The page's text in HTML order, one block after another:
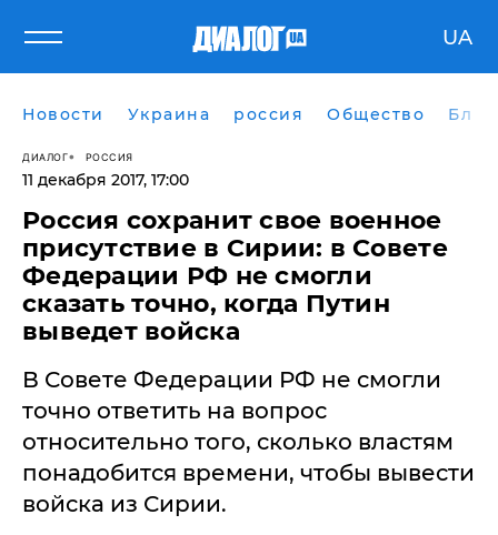
UA
Новости Украина россия Общество
ДИАЛОГ РОССИЯ
11 декабря 2017, 17:00
Россия сохранит свое военное
присутствие в Сирии: в Совете
Федерации РФ не смогли
сказать точно, когда Путин
выведет войска
В Совете Федерации РФ не смогли
точно ответить на вопрос
относительно того, сколько властям
понадобится времени, чтобы вывести
войска из Сирии.